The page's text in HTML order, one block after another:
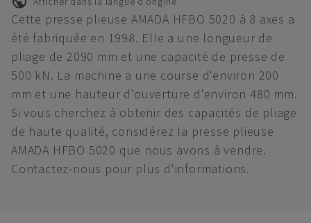
Cette presse plieuse AMADA HFBO 5020 à 8 axes a
été fabriquée en 1998. Elle a une longueur de
pliage de 2090 mm et une capacité de presse de
500 kN. La machine a une course d'environ 200
mm et une hauteur d'ouverture d'environ 480 mm.
Si vous cherchez à obtenir des capacités de pliage
de haute qualité, considérez la presse plieuse
AMADA HFBO 5020 que nous avons à vendre.
Contactez-nous pour plus d'informations.